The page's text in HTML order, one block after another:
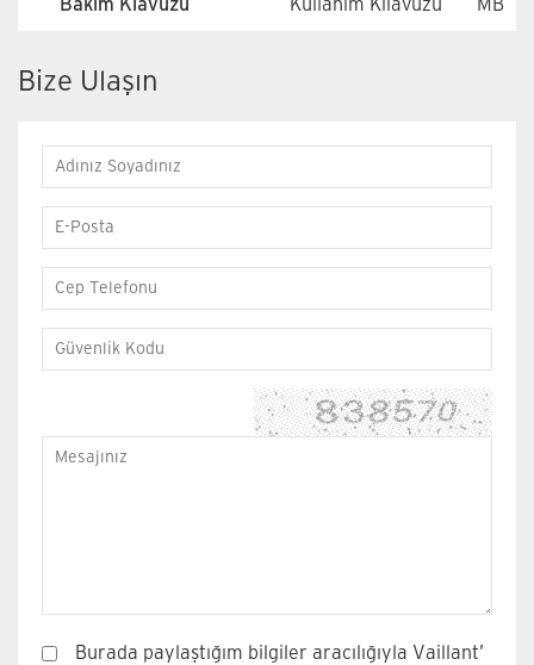
Bakım Klavuzu Kullanım Kılavuzu MB
Bize Ulaşın
Burada paylaştığım bilgiler aracılığıyla Vaillant’